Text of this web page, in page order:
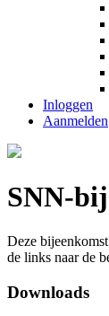
Inloggen
Aanmelden
SNN-
Deze
de links naar de
Downloads